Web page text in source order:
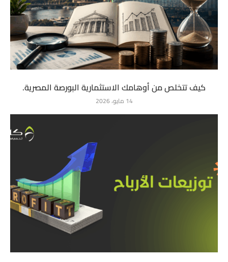
كيف تتخلص من أوهامك الاستثمارية البورصة المصرية.
14 مايو، 2026